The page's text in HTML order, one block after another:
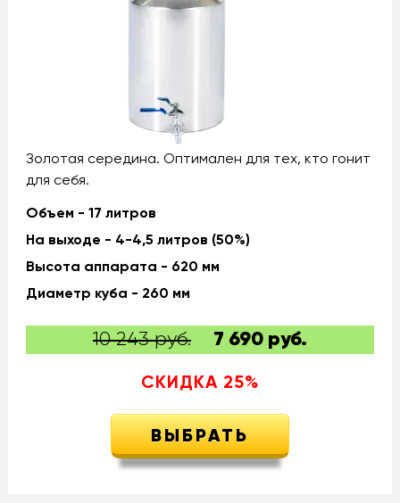
Золотая середина. Оптимален для тех, кто гонит
для себя.
Объем - 17 литров
На выходе - 4-4,5 литров (50%)
Высота аппарата - 620 мм
Диаметр куба - 260 мм
10 243 руб. 7 690руб.
СКИДКА 25%
ВЫБРАТЬ